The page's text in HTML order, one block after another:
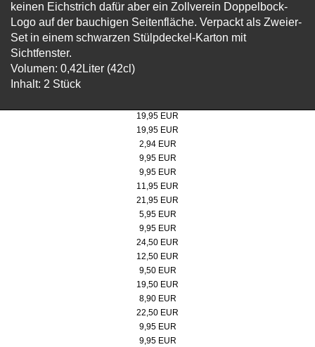
keinen Eichstrich dafür aber ein Zollverein Doppelbock-
Logo auf der bauchigen Seitenfläche. Verpackt als Zweier-
Set in einem schwarzen Stülpdeckel-Karton mit
Sichtfenster.
Volumen: 0,42Liter (42cl)
Inhalt: 2 Stück
19,95 EUR
Brotdose Zollverein-Skyline
19,95 EUR
Lunchbox Motiv: Fritz
2,94 EUR
Grubenzucker
9,95 EUR
Grubensalz
9,95 EUR
Grubensalz geschenkverpackt
11,95 EUR
Gubensalz & -zucker Set
21,95 EUR
RuhrGoldSenf
5,95 EUR
Zollverein Trinkflasche aus Glas, 500 ml
9,95 EUR
2er Set Zollverein Gläser
24,50 EUR
Glas in Geschenkkartonage
12,50 EUR
Edelstahlbecher mit Karabinerhaken
9,50 EUR
Emaillebecher
19,50 EUR
Kaffeebecher
8,90 EUR
Edelstahl Untersetzer
22,50 EUR
Frühstücksbrettchen Skyline
9,95 EUR
Frühstücksbrettchen Helme
9,95 EUR
Frühstücksbrettchen Doppelbock